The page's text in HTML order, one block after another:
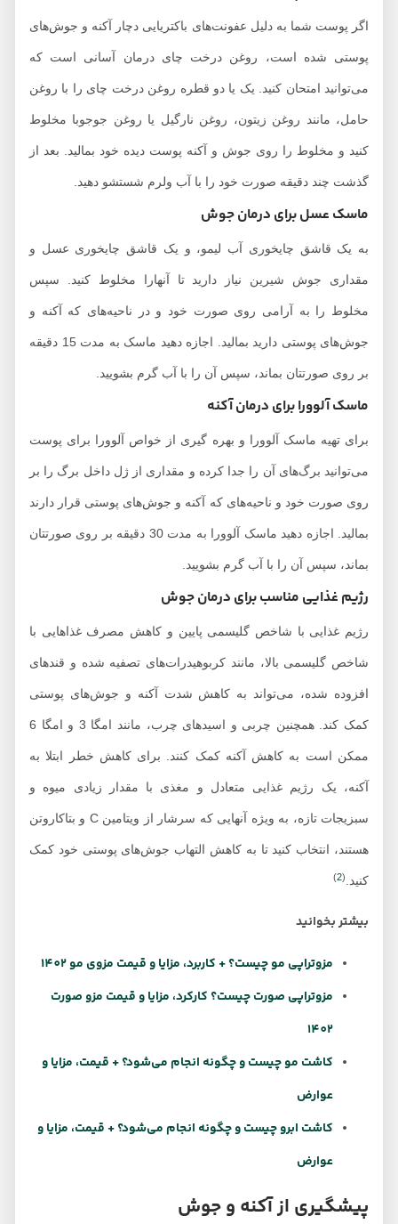
اگر پوست شما به دلیل عفونت‌های باکتریایی دچار آکنه و جوش‌های
پوستی شده است، روغن درخت چای درمان آسانی است که
می‌توانید امتحان کنید. یک یا دو قطره روغن درخت چای را با روغن
حامل، مانند روغن زیتون، روغن نارگیل یا روغن جوجوبا مخلوط
کنید و مخلوط را روی جوش و آکنه پوست دیده خود بمالید. بعد از
گذشت چند دقیقه صورت خود را با آب ولرم شستشو دهید.
ماسک عسل برای درمان جوش
به یک قاشق چایخوری آب لیمو، و یک قاشق چایخوری عسل و
مقداری جوش شیرین نیاز دارید تا آنهارا مخلوط کنید. سپس
مخلوط را به آرامی روی صورت خود و در ناحیه‌های که آکنه و
جوش‌های پوستی دارید بمالید. اجازه دهید ماسک به مدت 15 دقیقه
بر روی صورتتان بماند، سپس آن را با آب گرم بشویید.
ماسک آلوورا برای درمان آکنه
برای تهیه ماسک آلوورا و بهره گیری از خواص آلوورا برای پوست
می‌توانید برگ‌های آن را جدا کرده و مقداری از ژل داخل برگ را بر
روی صورت خود و ناحیه‌های که آکنه و جوش‌های پوستی قرار دارند
بمالید. اجازه دهید ماسک آلوورا به مدت 30 دقیقه بر روی صورتتان
بماند، سپس آن را با آب گرم بشویید.
رژیم غذایی مناسب برای درمان جوش
رژیم غذایی با شاخص گلیسمی پایین و کاهش مصرف غذاهایی با
شاخص گلیسمی بالا، مانند کربوهیدرات‌های تصفیه شده و قندهای
افزوده شده، می‌تواند به کاهش شدت آکنه و جوش‌های پوستی
کمک کند. همچنین چربی و اسیدهای چرب، مانند امگا 3 و امگا 6
ممکن است به کاهش آکنه کمک کنند. برای کاهش خطر ابتلا به
آکنه، یک رژیم غذایی متعادل و مغذی با مقدار زیادی میوه و
سبزیجات تازه، به ویژه آنهایی که سرشار از ویتامین C و بتاکاروتن
هستند، انتخاب کنید تا به کاهش التهاب جوش‌های پوستی خود کمک
2
)
بیشتر بخوانید
مزوتراپی مو چیست؟ + کاربرد، مزایا و قیمت مزوی مو 1402
مزوتراپی صورت چیست؟ کارکرد، مزایا و قیمت مزو صورت
کاشت مو چیست و چگونه انجام می‌شود؟ + قیمت، مزایا و
عوارض
کاشت ابرو چیست و چگونه انجام می‌شود؟ + قیمت، مزایا و
عوارض
پیشگیری از آکنه و جوش